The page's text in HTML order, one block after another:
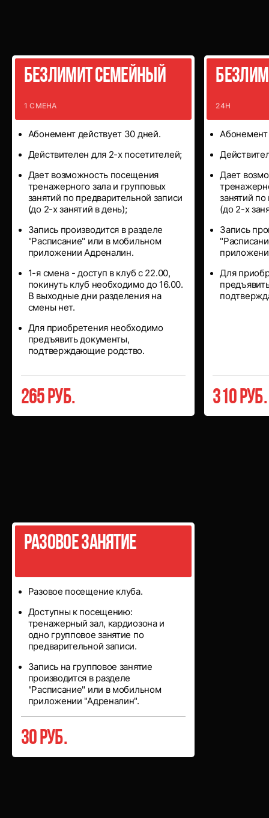
абонементы
Безлимит семейный
1 СМЕНА
Абонемент действует 30 дней.
Действителен для 2-х посетителей;
Дает возможность посещения
тренажерного зала и групповых
занятий по предварительной записи
(до 2-х занятий в день);
Запись производится в разделе
"Расписание" или в мобильном
приложении Адреналин.
1-я смена - доступ в клуб с 22.00,
покинуть клуб необходимо до 16.00.
В выходные дни разделения на
смены нет.
Для приобретения необходимо
предъявить документы,
подтверждающие родство.
265 руб.
24Н
Абонемент
Дает
занятий
(до 2-х
Запись
Для
310 руб.
Разовыезанятия
Разовое занятие
Разовое посещение клуба.
Доступны к посещению:
тренажерный зал, кардиозона и
одно групповое занятие по
предварительной записи.
Запись на групповое занятие
производится в разделе
"Расписание" или в мобильном
приложении "Адреналин".
30 руб.